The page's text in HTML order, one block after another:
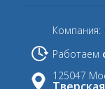
Компания:
Работаем
125047